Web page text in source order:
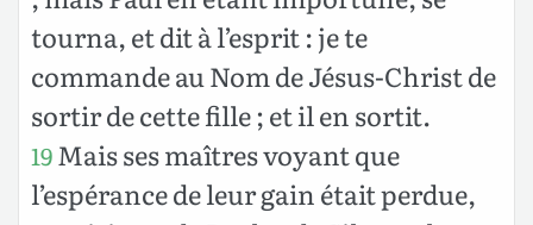
tourna, et dit à l’esprit : je te
commande au Nom de Jésus-Christ de
sortir de cette fille ; et il en sortit.
19Mais ses maîtres voyant que
l’espérance de leur gain était perdue,